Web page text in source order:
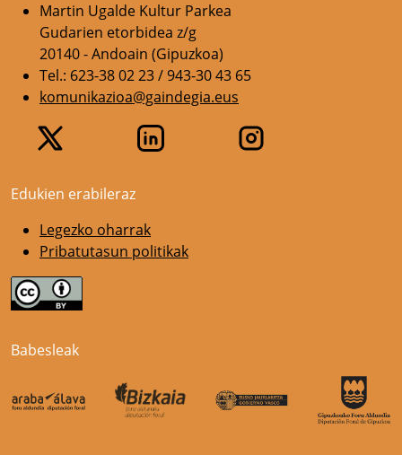
Martin Ugalde Kultur Parkea
Gudarien etorbidea z/g
20140 - Andoain (Gipuzkoa)
Tel.: 623-38 02 23 / 943-30 43 65
komunikazioa@gaindegia.eus
Edukien erabileraz
Legezko oharrak
Pribatutasun politikak
Babesleak